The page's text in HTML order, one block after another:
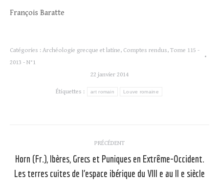
François Baratte
Catégories : Archéologie grecque et latine, Comptes rendus, Tome 115 -
2013 - N°1
22 janvier 2014
Étiquettes : art romain Louve romaine
article
PRÉCÉDENT
Horn (Fr.), Ibères, Grecs et Puniques en Extrême-Occident.
Les terres cuites de l’espace ibérique du VIII e au II e siècle